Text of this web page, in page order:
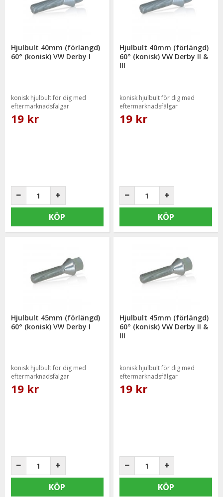
Hjulbult 40mm (förlängd)
60° (konisk) VW Derby I
konisk hjulbult för dig med
eftermarknadsfälgar
19 kr
KÖP
Hjulbult 40mm (förlängd)
60° (konisk) VW Derby II &
III
konisk hjulbult för dig med
eftermarknadsfälgar
19 kr
KÖP
Hjulbult 45mm (förlängd)
60° (konisk) VW Derby I
konisk hjulbult för dig med
eftermarknadsfälgar
19 kr
KÖP
Hjulbult 45mm (förlängd)
60° (konisk) VW Derby II &
III
konisk hjulbult för dig med
eftermarknadsfälgar
19 kr
KÖP